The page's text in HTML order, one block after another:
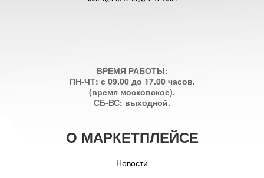
ВРЕМЯ РАБОТЫ:
ПН-ЧТ: с 09.00 до 17.00 часов.
(время московское).
СБ-ВС: выходной.
О МАРКЕТПЛЕЙСЕ
Новости